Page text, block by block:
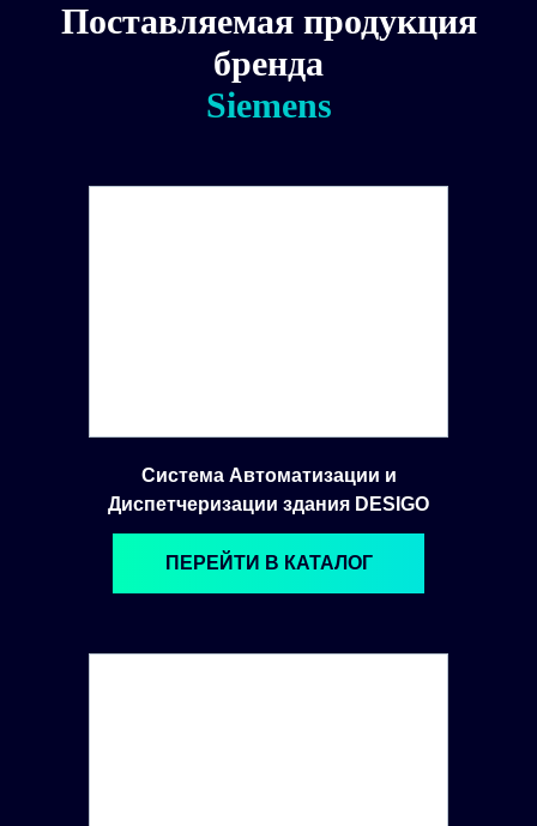
Поставляемая продукция
бренда
Siemens
Система Автоматизации и
Диспетчеризации здания DESIGO
ПЕРЕЙТИ В КАТАЛОГ